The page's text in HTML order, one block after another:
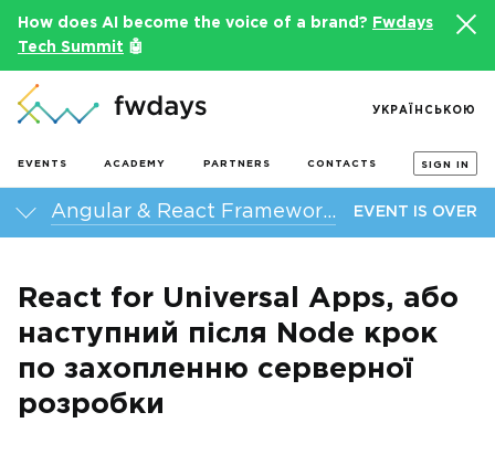
How does AI become the voice of a brand?
Fwdays
Tech Summit 🤖
EVENTS ACADEMY PARTNERS CONTACTS SIGN IN
УКРАЇНСЬКОЮ
Angular & React Frameworks Day 2015 EVENT IS OVER
React for Universal Apps, або
наступний після Node крок
по захопленню серверної
розробки